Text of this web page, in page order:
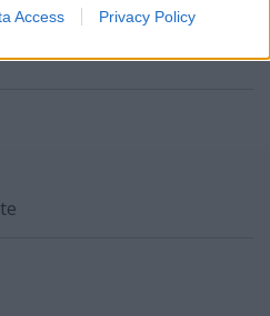
Access Privacy Policy
kell bántani mert jó